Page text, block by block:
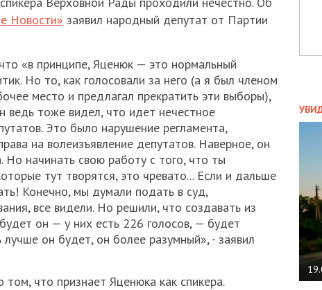
Новости» заявил народный депутат от Партии
«в принципе, Яценюк — это нормальный
Но то, как голосовали за него (а я был членом
место и предлагал прекратить эти выборы),
тоже видел, что идет нечестное
Это было нарушение регламента,
на волеизъявление депутатов. Наверное, он
Но начинать свою работу с того, что ты
тут творятся, это чревато... Если и дальше
Конечно, мы думали подать в суд,
все видели. Но решили, что создавать из
он — у них есть 226 голосов, — будет
лучше он будет, он более разумный», - заявил
том, что признает Яценюка как спикера.
НА